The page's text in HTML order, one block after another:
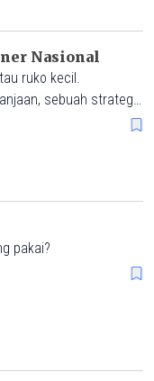
Nasional
ruko kecil.
sebuah strategi
pakai?